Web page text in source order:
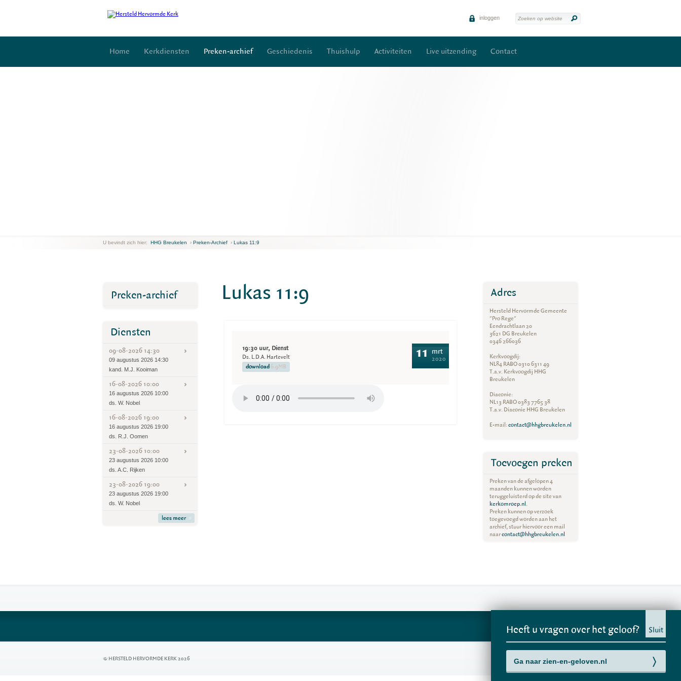
inloggen
Home Kerkdiensten Preken-archief Geschiedenis Thuishulp Activiteiten Live uitzending Contact
U bevindt zich hier: HHG Breukelen › Preken-Archief › Lukas 11:9
Lukas 11:9
19:30 uur, Dienst
Ds. L.D.A. Hartevelt
download 6.9MB
11 mrt
2020
Preken-archief
Diensten
09-08-2026 14:30
09 augustus 2026 14:30
kand. M.J. Kooiman
16-08-2026 10:00
16 augustus 2026 10:00
ds. W. Nobel
16-08-2026 19:00
16 augustus 2026 19:00
ds. R.J. Oomen
23-08-2026 10:00
23 augustus 2026 10:00
ds. A.C. Rijken
23-08-2026 19:00
23 augustus 2026 19:00
ds. W. Nobel
lees meer
Adres
Hersteld Hervormde Gemeente
"Pro Rege"
Eendrachtlaan 20
3621 DG Breukelen
0346 266036
Kerkvoogdij:
NL84 RABO 0310 6311 49
T.a.v. Kerkvoogdij HHG
Breukelen
Diaconie:
NL13 RABO 0383 7765 38
T.a.v. Diaconie HHG Breukelen
E-mail:contact@hhgbreukelen.nl
Toevoegen preken
Preken van de afgelopen 4
maanden kunnen worden
teruggeluisterd op de site van
kerkomroep.nl.
Preken kunnen op verzoek
toegevoegd worden aan het
archief, stuur hiervoor een mail
naarcontact@hhgbreukelen.nl
© HERSTELD HERVORMDE KERK 2026
Heeft u vragen over het geloof? Sluit
Ga naar zien-en-geloven.nl